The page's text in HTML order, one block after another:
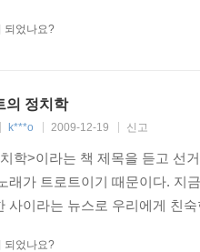
로트 음악이 일제강점기가 남
했다.
제기하고 있다. 1960년대 말
대해 문화 전 부문에 걸쳐
대두되었다. 실제로 ‘엔카’라
되는 노래들이 ‘류코가(유행
되었나요?
의 정치학
k***o 2009-12-19 신고
학>이라는 책 제목을 듣고 선
래가 트로트이기 때문이다. 지
사이라는 뉴스로 우리에게 친
되었나요?